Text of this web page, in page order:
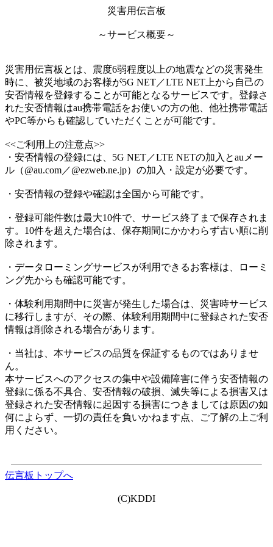
災害用伝言板
～サービス概要～
災害用伝言板とは、震度6弱程度以上の地震などの災害発生
時に、被災地域のお客様が5G NET／LTE NET上から自己の
安否情報を登録することが可能となるサービスです。登録さ
れた安否情報はau携帯電話をお使いの方の他、他社携帯電話
やPC等からも確認していただくことが可能です。
<<ご利用上の注意点>>
・安否情報の登録には、5G NET／LTE NETの加入とauメー
ル（@au.com／@ezweb.ne.jp）の加入・設定が必要です。
・安否情報の登録や確認は全国から可能です。
・登録可能件数は最大10件で、サービス終了まで保存されま
す。10件を超えた場合は、保存期間にかかわらず古い順に削
除されます。
・データローミングサービスが利用できるお客様は、ローミ
ング先からも確認可能です。
・体験利用期間中に災害が発生した場合は、災害時サービス
に移行しますが、その際、体験利用期間中に登録された安否
情報は削除される場合があります。
・当社は、本サービスの品質を保証するものではありませ
ん。
本サービスへのアクセスの集中や設備障害に伴う安否情報の
登録に係る不具合、安否情報の破損、滅失等による損害又は
登録された安否情報に起因する損害につきましては原因の如
何によらず、一切の責任を負いかねます点、ご了解の上ご利
用ください。
伝言板トップへ
(C)KDDI